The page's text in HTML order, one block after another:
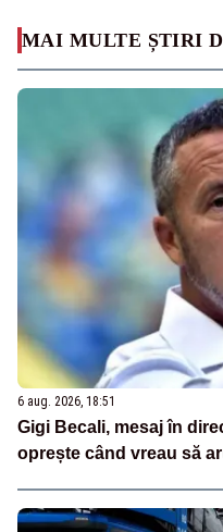
MAI MULTE ȘTIRI
6 aug. 2026, 18:51
Gigi Becali, mesaj în
oprește când vreau să